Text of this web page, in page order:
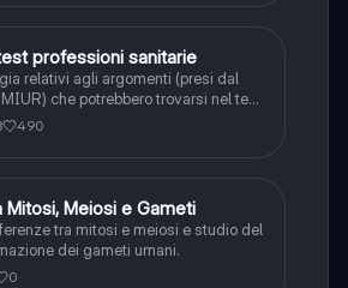
professioni sanitarie
relativi agli argomenti (presi dal
che potrebbero trovarsi nel test
Appunti realizzati
siti internet e libro ALPHATEST
490
Meiosi e Gameti
tra mitosi e meiosi e studio del
dei gameti umani.
0